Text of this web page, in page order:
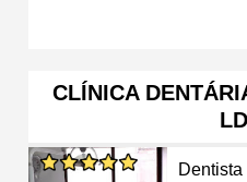
CLÍNICA
Dentista